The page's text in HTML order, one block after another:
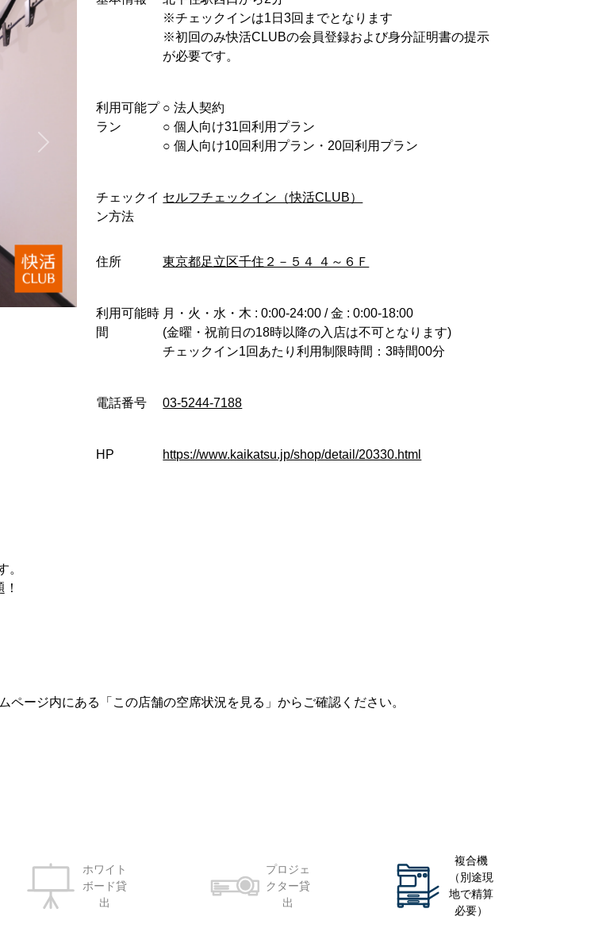
※チェックインは1日3回までとなります
※初回のみ快活CLUBの会員登録および身分証明書の提示
が必要です。
利用可能プ
ラン
○︎ 法人契約
○︎ 個人向け31回利用プラン
○︎ 個人向け10回利用プラン・20回利用プラン
チェックイ
ン方法
セルフチェックイン（快活CLUB）
住所 東京都足立区千住２－５４ ４～６Ｆ
利用可能時
間
月・火・水・木 : 0:00-24:00 / 金 : 0:00-18:00
(金曜・祝前日の18時以降の入店は不可となります)
チェックイン1回あたり利用制限時間：3時間00分
電話番号 03-5244-7188
HP https://www.kaikatsu.jp/shop/detail/20330.html
。
ージ内にある「この店舗の空席状況を見る」からご確認ください。
ホワイト
ボード貸
出
プロジェ
クター貸
出
複合機
（別途現
地で精算
必要）